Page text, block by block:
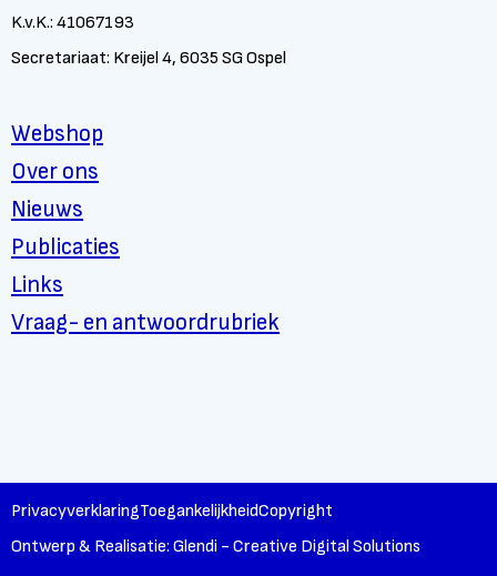
K.v.K.: 41067193
Secretariaat: Kreijel 4, 6035 SG Ospel
Webshop
Over ons
Nieuws
Publicaties
Links
Vraag- en antwoordrubriek
PrivacyverklaringToegankelijkheidCopyright
Ontwerp & Realisatie: Glendi - Creative Digital Solutions